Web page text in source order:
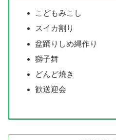
こどもみこし
スイカ割り
盆踊りしめ縄作り
獅子舞
どんど焼き
歓送迎会